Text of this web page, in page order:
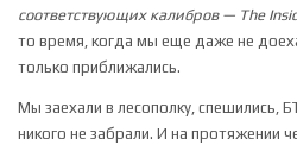
соответствующих калибров — The
то время, когда мы еще даже не
только приближались.
Мы заехали в лесополку, спешились,
никого не забрали. И на протяжении